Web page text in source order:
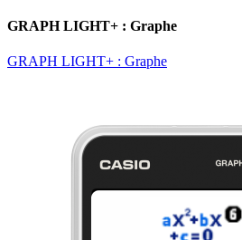
GRAPH LIGHT+ : Graphe
GRAPH LIGHT+ : Graphe